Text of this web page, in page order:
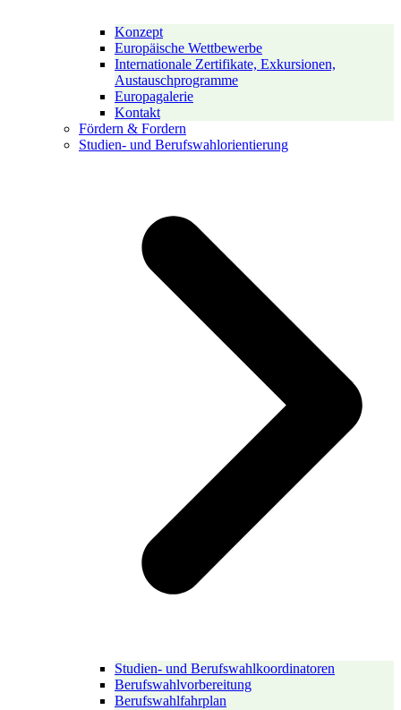
Konzept
Europäische Wettbewerbe
Internationale Zertifikate, Exkursionen,
Austauschprogramme
Europagalerie
Kontakt
Fördern & Fordern
Studien- und Berufswahlorientierung
Studien- und Berufswahlkoordinatoren
Berufswahlvorbereitung
Berufswahlfahrplan